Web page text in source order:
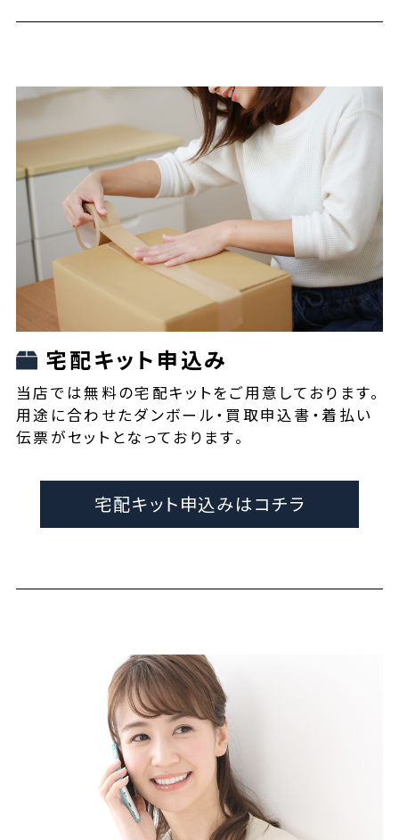
宅配キット申込み
当店では無料の宅配キットをご用意しております。
用途に合わせたダンボール・買取申込書・着払い
伝票がセットとなっております。
宅配キット申込みはコチラ